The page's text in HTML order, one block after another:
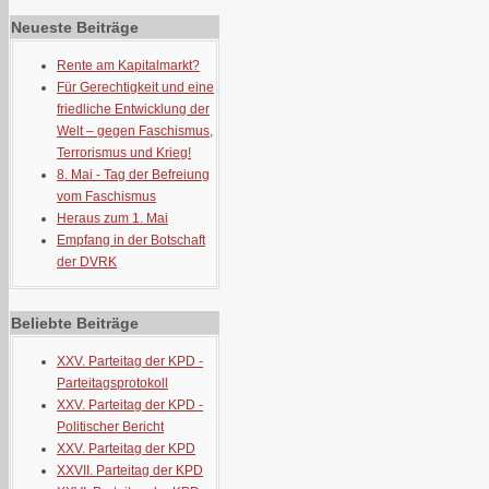
Neueste Beiträge
Rente am Kapitalmarkt?
Für Gerechtigkeit und eine
friedliche Entwicklung der
Welt – gegen Faschismus,
Terrorismus und Krieg!
8. Mai - Tag der Befreiung
vom Faschismus
Heraus zum 1. Mai
Empfang in der Botschaft
der DVRK
Beliebte Beiträge
XXV. Parteitag der KPD -
Parteitagsprotokoll
XXV. Parteitag der KPD -
Politischer Bericht
XXV. Parteitag der KPD
XXVII. Parteitag der KPD